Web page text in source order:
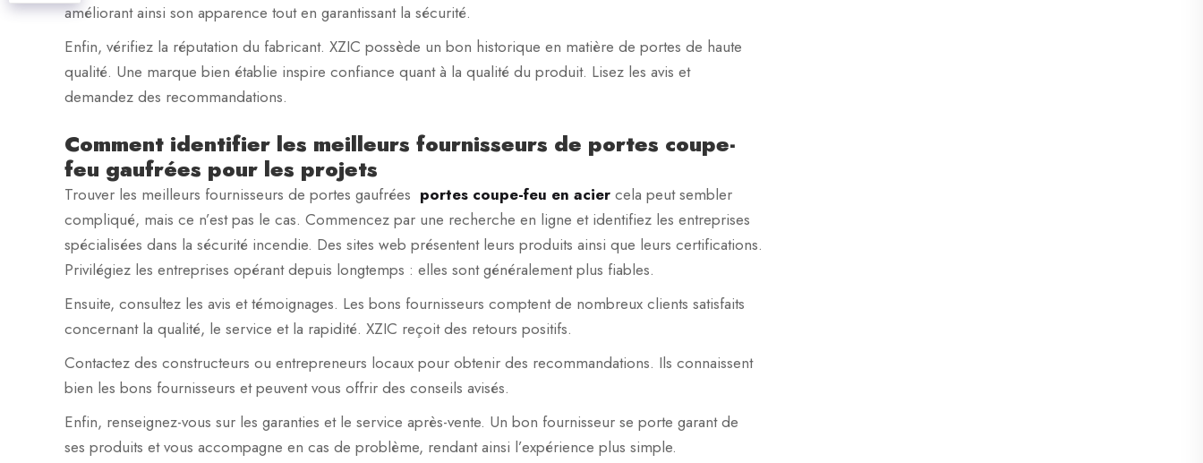
améliorant ainsi son apparence tout en garantissant la sécurité.
Enfin, vérifiez la réputation du fabricant. XZIC possède un bon historique en matière de portes de haute
qualité. Une marque bien établie inspire confiance quant à la qualité du produit. Lisez les avis et
demandez des recommandations.
Comment identifier les meilleurs fournisseurs de portes coupe-
feu gaufrées pour les projets
Trouver les meilleurs fournisseurs de portes gaufrées portes coupe-feu en acier cela peut sembler
compliqué, mais ce n’est pas le cas. Commencez par une recherche en ligne et identifiez les entreprises
spécialisées dans la sécurité incendie. Des sites web présentent leurs produits ainsi que leurs certifications.
Privilégiez les entreprises opérant depuis longtemps : elles sont généralement plus fiables.
Ensuite, consultez les avis et témoignages. Les bons fournisseurs comptent de nombreux clients satisfaits
concernant la qualité, le service et la rapidité. XZIC reçoit des retours positifs.
Contactez des constructeurs ou entrepreneurs locaux pour obtenir des recommandations. Ils connaissent
bien les bons fournisseurs et peuvent vous offrir des conseils avisés.
Enfin, renseignez-vous sur les garanties et le service après-vente. Un bon fournisseur se porte garant de
ses produits et vous accompagne en cas de problème, rendant ainsi l’expérience plus simple.